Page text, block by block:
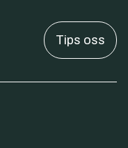
Tips oss